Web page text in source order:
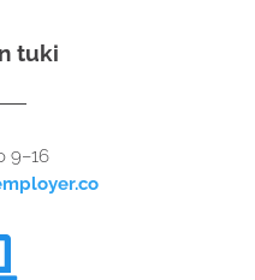
tuki
9–16